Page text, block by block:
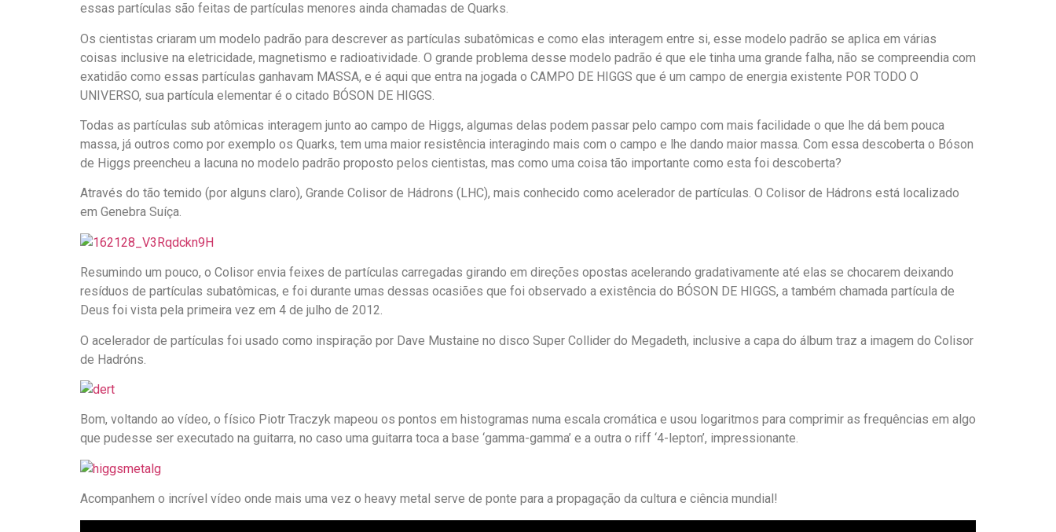
essas partículas são feitas de partículas menores ainda chamadas de Quarks.
Os cientistas criaram um modelo padrão para descrever as partículas subatômicas e como elas interagem entre si, esse modelo padrão se aplica em várias
coisas inclusive na eletricidade, magnetismo e radioatividade. O grande problema desse modelo padrão é que ele tinha uma grande falha, não se compreendia com
exatidão como essas partículas ganhavam MASSA, e é aqui que entra na jogada o CAMPO DE HIGGS que é um campo de energia existente POR TODO O
UNIVERSO, sua partícula elementar é o citado BÓSON DE HIGGS.
Todas as partículas sub atômicas interagem junto ao campo de Higgs, algumas delas podem passar pelo campo com mais facilidade o que lhe dá bem pouca
massa, já outros como por exemplo os Quarks, tem uma maior resistência interagindo mais com o campo e lhe dando maior massa. Com essa descoberta o Bóson
de Higgs preencheu a lacuna no modelo padrão proposto pelos cientistas, mas como uma coisa tão importante como esta foi descoberta?
Através do tão temido (por alguns claro), Grande Colisor de Hádrons (LHC), mais conhecido como acelerador de partículas. O Colisor de Hádrons está localizado
em Genebra Suíça.
Resumindo um pouco, o Colisor envia feixes de partículas carregadas girando em direções opostas acelerando gradativamente até elas se chocarem deixando
resíduos de partículas subatômicas, e foi durante umas dessas ocasiões que foi observado a existência do BÓSON DE HIGGS, a também chamada partícula de
Deus foi vista pela primeira vez em 4 de julho de 2012.
O acelerador de partículas foi usado como inspiração por Dave Mustaine no disco Super Collider do Megadeth, inclusive a capa do álbum traz a imagem do Colisor
de Hadróns.
Bom, voltando ao vídeo, o físico Piotr Traczyk mapeou os pontos em histogramas numa escala cromática e usou logaritmos para comprimir as frequências em algo
que pudesse ser executado na guitarra, no caso uma guitarra toca a base ‘gamma-gamma’ e a outra o riff ‘4-lepton’, impressionante.
Acompanhem o incrível vídeo onde mais uma vez o heavy metal serve de ponte para a propagação da cultura e ciência mundial!